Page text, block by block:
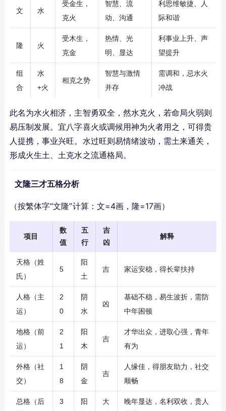
文 水
受金生，
克火
智慧、流
动、沟通
利思维敏捷、人
际和谐
隆 火
受木生，
克金
热情、光
明、显达
利事业上升、声
望提升
组
合
水
+火
相克之势
智慧与激情
并存
需调和，忌水火
冲战
此名为水火相济，主智勇双全，然水克火，若命局火弱则
易压制发展。宜八字喜火或调候用神为火者用之，可得贵
人提携，事业兴旺。水过旺则易情绪波动，需土来通关，
形成火生土、土克水之流通格局。
文隆三才五格分析
（按繁体字“文隆”计算：文=4画，隆=17画）
项目
数
值
五
行
吉
凶
解释
天格（姓
氏）
5
阳
土
吉 家运安稳，得长辈扶持
人格（主
运）
2
0
阴
水
凶
基础不稳，易生波折，需防
中年困顿
地格（前
运）
2
1
阳
木
吉
才华出众，进取心强，青年
有为
外格（社
交）
1
8
阴
金
吉
人缘佳，得朋友助力，社交
顺畅
总格（后
3
阳
大
晚年显达，名利双收，贵人